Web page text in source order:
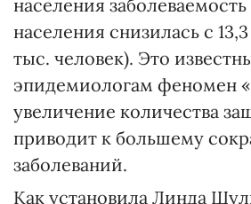
населения заболеваемость
населения снизилась с
тыс. человек). Это
эпидемиологам феномен
увеличение количества
приводит к большему
заболеваний.
Как установила Линда